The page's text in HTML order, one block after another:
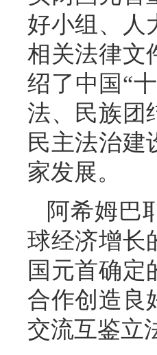
好小组、人
相关法律文
绍了中国“
法、民族团
民主法治建
家发展。
阿希姆巴
球经济增长
国元首确定
合作创造良
交流互鉴立